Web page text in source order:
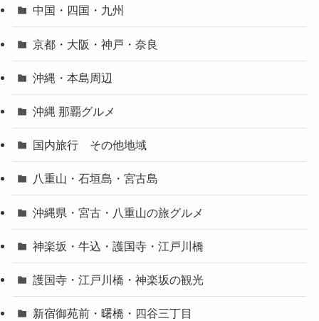
中国・四国・九州
京都・大阪・神戸・奈良
沖縄・本島周辺
沖縄 那覇グルメ
国内旅行 その他地域
八重山・石垣島・宮古島
沖縄県・宮古・八重山の旅グルメ
神楽坂・牛込・護国寺・江戸川橋
護国寺・江戸川橋・神楽坂の観光
新宿御苑前・曙橋・四谷三丁目